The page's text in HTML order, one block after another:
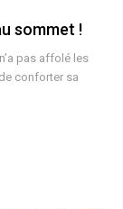
sommet !
pas affolé les
conforter sa